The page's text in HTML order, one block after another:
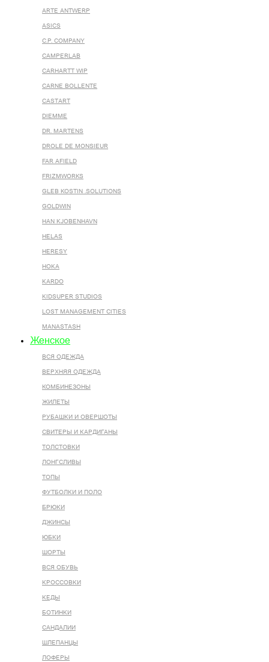
ARTE ANTWERP
ASICS
C.P. COMPANY
CAMPERLAB
CARHARTT WIP
CARNE BOLLENTE
CASTART
DIEMME
DR. MARTENS
DROLE DE MONSIEUR
FAR AFIELD
FRIZMWORKS
GLEB KOSTIN .SOLUTIONS
GOLDWIN
HAN KJOBENHAVN
HELAS
HERESY
HOKA
KARDO
KIDSUPER STUDIOS
LOST MANAGEMENT CITIES
MANASTASH
Женское
ВСЯ ОДЕЖДА
ВЕРХНЯЯ ОДЕЖДА
КОМБИНЕЗОНЫ
ЖИЛЕТЫ
РУБАШКИ И ОВЕРШОТЫ
СВИТЕРЫ И КАРДИГАНЫ
ТОЛСТОВКИ
ЛОНГСЛИВЫ
ТОПЫ
ФУТБОЛКИ И ПОЛО
БРЮКИ
ДЖИНСЫ
ЮБКИ
ШОРТЫ
ВСЯ ОБУВЬ
КРОССОВКИ
КЕДЫ
БОТИНКИ
САНДАЛИИ
ШЛЕПАНЦЫ
ЛОФЕРЫ